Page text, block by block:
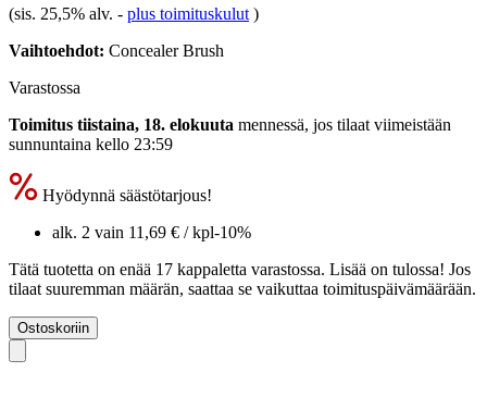
(sis. 25,5% alv. - plus toimituskulut )
Vaihtoehdot: Concealer Brush
Varastossa
Toimitus tiistaina, 18. elokuuta mennessä, jos tilaat viimeistään
sunnuntaina kello 23:59
Hyödynnä säästötarjous!
alk. 2 vain 11,69 € / kpl-10%
Tätä tuotetta on enää 17 kappaletta varastossa. Lisää on tulossa! Jos
tilaat suuremman määrän, saattaa se vaikuttaa toimituspäivämäärään.
Ostoskoriin